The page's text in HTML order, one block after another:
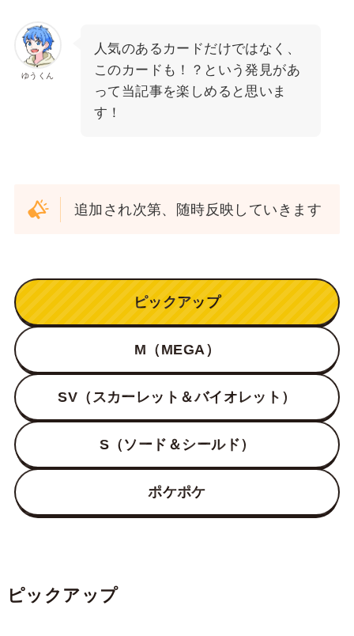
ゆうくん
人気のあるカードだけではなく、
このカードも！？という発見があ
って当記事を楽しめると思いま
す！
追加され次第、随時反映していきます
ピックアップ
M（MEGA）
SV（スカーレット＆バイオレット）
S（ソード＆シールド）
ポケポケ
ピックアップ